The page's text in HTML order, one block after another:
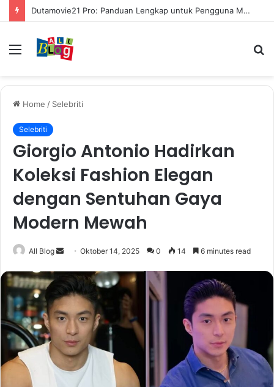
Dutamovie21 Pro: Panduan Lengkap untuk Pengguna Modern
Menu
Home / Selebriti
Selebriti
Giorgio Antonio Hadirkan
Koleksi Fashion Elegan
dengan Sentuhan Gaya
Modern Mewah
All Blog
Send
email
Oktober 14, 2025 0 14 6 minutes read